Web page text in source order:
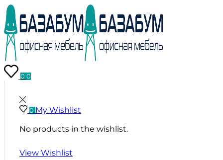
0 0
0 My Wishlist
No products in the wishlist.
View Wishlist